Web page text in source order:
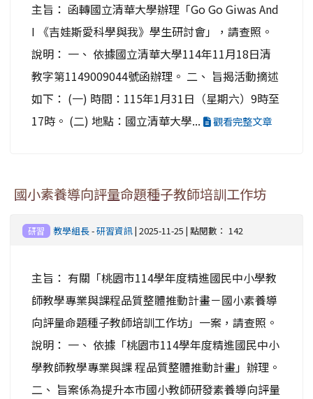
主旨： 函轉國立清華大學辦理「Go Go Giwas And
I 《吉娃斯愛科學與我》學生研討會」，請查照。
說明： 一、 依據國立清華大學114年11月18日清
教字第1149009044號函辦理。 二、 旨揭活動摘述
如下： (一) 時間：115年1月31日（星期六）9時至
17時。 (二) 地點：國立清華大學...
觀看完整文章
國小素養導向評量命題種子教師培訓工作坊
研習 教學組長-研習資訊| 2025-11-25 | 點閱數： 142
主旨： 有關「桃園市114學年度精進國民中小學教
師教學專業與課程品質整體推動計畫－國小素養導
向評量命題種子教師培訓工作坊」一案，請查照。
說明： 一、 依據「桃園市114學年度精進國民中小
學教師教學專業與課 程品質整體推動計畫」辦理。
二、 旨案係為提升本市國小教師研發素養導向評量